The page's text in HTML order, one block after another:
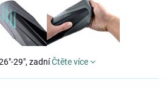
29", zadníČtěte více